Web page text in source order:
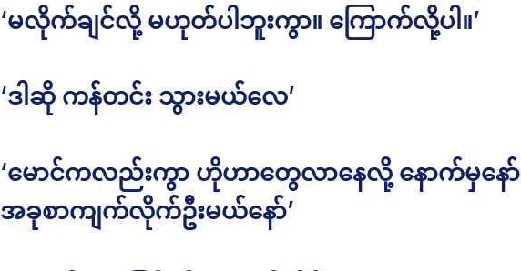
‘မလိုက်ချင်လို့ မဟုတ်ပါဘူးကွာ။ ကြောက်လို့ပါ။’
‘ဒါဆို ကန်တင်း သွားမယ်လေ’
‘မောင်ကလည်းကွာ ဟိုဟာတွေလာနေလို့ နောက်မှနော်
အခုစာကျက်လိုက်ဦးမယ်နော်’